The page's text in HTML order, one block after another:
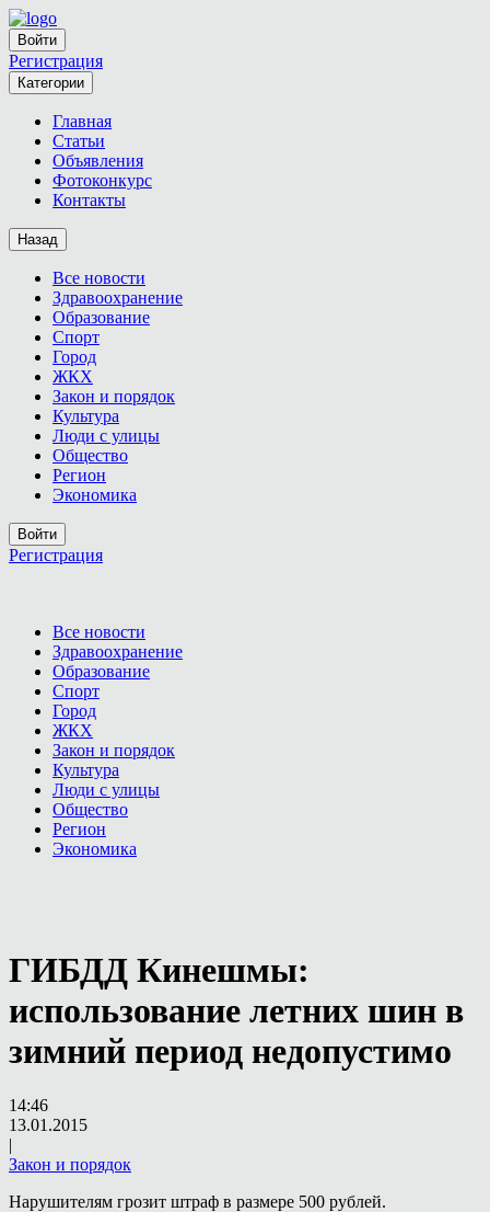
Войти
Регистрация
Категории
Главная
Статьи
Объявления
Фотоконкурс
Контакты
Назад
Все новости
Здравоохранение
Образование
Спорт
Город
ЖКХ
Закон и порядок
Культура
Люди с улицы
Общество
Регион
Экономика
Войти
Регистрация
Все новости
Здравоохранение
Образование
Спорт
Город
ЖКХ
Закон и порядок
Культура
Люди с улицы
Общество
Регион
Экономика
ГИБДД Кинешмы:
использование летних шин в
зимний период недопустимо
14:46
13.01.2015
|
Закон и порядок
Нарушителям грозит штраф в размере 500 рублей.